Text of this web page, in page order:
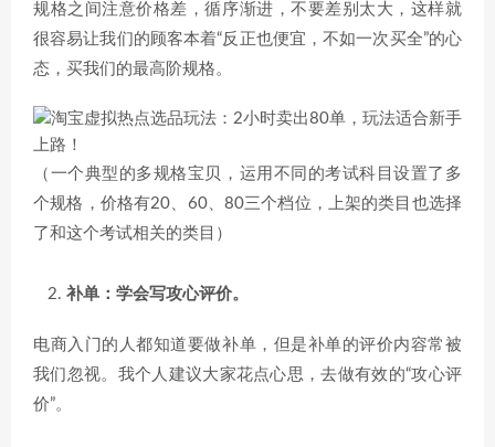
规格之间注意价格差，循序渐进，不要差别太大，这样就
很容易让我们的顾客本着“反正也便宜，不如一次买全”的心
态，买我们的最高阶规格。
（一个典型的多规格宝贝，运用不同的考试科目设置了多
个规格，价格有20、60、80三个档位，上架的类目也选择
了和这个考试相关的类目）
补单：学会写攻心评价。
电商入门的人都知道要做补单，但是补单的评价内容常被
我们忽视。我个人建议大家花点心思，去做有效的“攻心评
价”。